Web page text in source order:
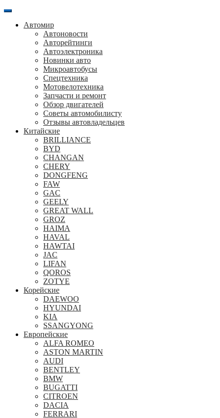
Перейти
содержанию
Автомир
Автоновости
Авторейтинги
Автоэлектроника
Новинки авто
Микроавтобусы
Спецтехника
Мотовелотехника
Запчасти и ремонт
Обзор двигателей
Советы автомобилисту
Отзывы автовладельцев
Китайские
BRILLIANCE
BYD
CHANGAN
CHERY
DONGFENG
FAW
GAC
GEELY
GREAT WALL
GROZ
HAIMA
HAVAL
HAWTAI
JAC
LIFAN
QOROS
ZOTYE
Корейские
DAEWOO
HYUNDAI
KIA
SSANGYONG
Европейские
ALFA ROMEO
ASTON MARTIN
AUDI
BENTLEY
BMW
BUGATTI
CITROEN
DACIA
FERRARI